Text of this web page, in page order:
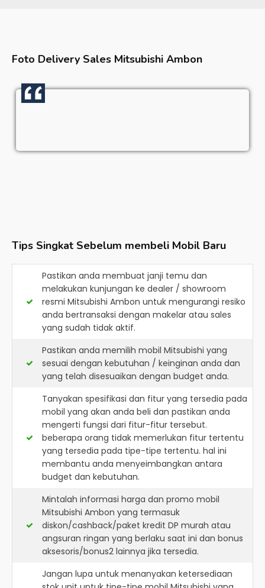
Foto Delivery Sales Mitsubishi Ambon
Tips Singkat Sebelum membeli Mobil Baru
Pastikan anda membuat janji temu dan
melakukan kunjungan ke dealer / showroom
resmi Mitsubishi Ambon untuk mengurangi resiko
anda bertransaksi dengan makelar atau sales
yang sudah tidak aktif.
Pastikan anda memilih mobil Mitsubishi yang
sesuai dengan kebutuhan / keinginan anda dan
yang telah disesuaikan dengan budget anda.
Tanyakan spesifikasi dan fitur yang tersedia pada
mobil yang akan anda beli dan pastikan anda
mengerti fungsi dari fitur-fitur tersebut.
beberapa orang tidak memerlukan fitur tertentu
yang tersedia pada tipe-tipe tertentu. hal ini
membantu anda menyeimbangkan antara
budget dan kebutuhan.
Mintalah informasi harga dan promo mobil
Mitsubishi Ambon yang termasuk
diskon/cashback/paket kredit DP murah atau
angsuran ringan yang berlaku saat ini dan bonus
aksesoris/bonus2 lainnya jika tersedia.
Jangan lupa untuk menanyakan ketersediaan